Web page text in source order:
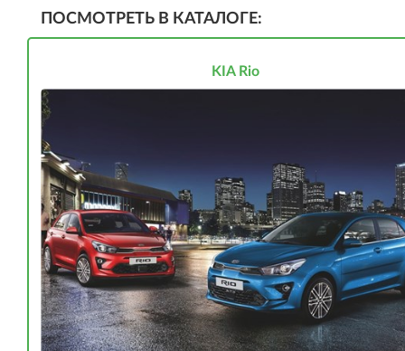
ПОСМОТРЕТЬ В КАТАЛОГЕ:
KIA Rio